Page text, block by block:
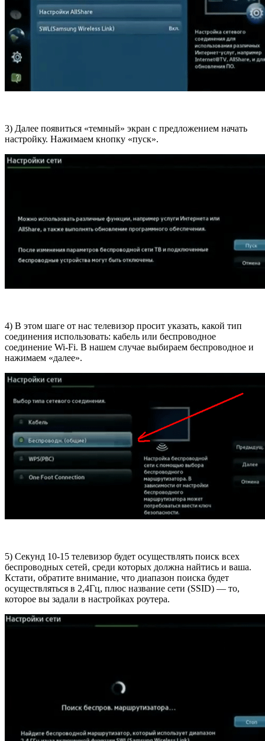
3) Далее появиться «темный» экран с предложением начать
настройку. Нажимаем кнопку «пуск».
4) В этом шаге от нас телевизор просит указать, какой тип
соединения использовать: кабель или беспроводное
соединение Wi-Fi. В нашем случае выбираем беспроводное и
нажимаем «далее».
5) Секунд 10-15 телевизор будет осуществлять поиск всех
беспроводных сетей, среди которых должна найтись и ваша.
Кстати, обратите внимание, что диапазон поиска будет
осуществляться в 2,4Гц, плюс название сети (SSID) — то,
которое вы задали в настройках роутера.